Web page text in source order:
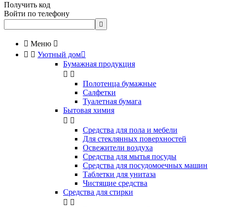
Получить код
Войти по телефону

 Меню 
  Уютный дом
Бумажная продукция
 
Полотенца бумажные
Салфетки
Туалетная бумага
Бытовая химия
 
Cредства для пола и мебели
Для стеклянных поверхностей
Освежители воздуха
Средства для мытья посуды
Средства для посудомоечных машин
Таблетки для унитаза
Чистящие средства
Средства для стирки
 